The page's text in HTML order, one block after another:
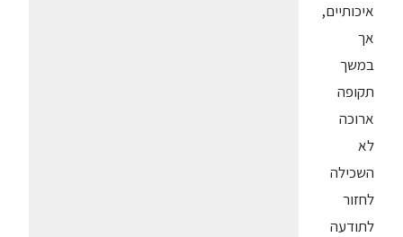
איכותיים,
אך
במשך
תקופה
ארוכה
לא
השכילה
לחזור
לתודעה